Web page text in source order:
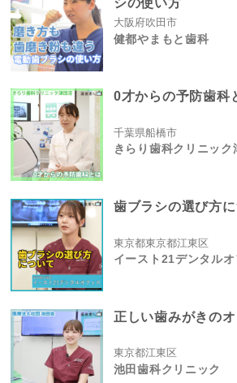
大阪府吹田市
健都やまもと歯科
0才からの予防歯科
千葉県船橋市
きらり歯科クリニック
歯ブラシの選び方
東京都東京都江東区
イースト21デンタルオ
正しい歯みがきの
東京都江東区
池田歯科クリニック